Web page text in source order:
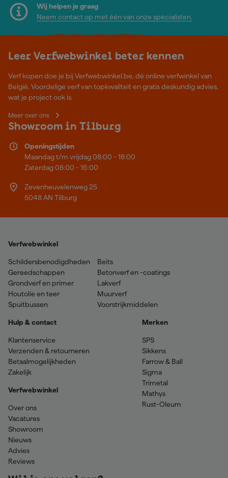
Wij helpen je graag
Neem contact op met één van onze specialisten.
Leer Verfwebwinkel beter kennen
Verf kopen doe je bij Verfwebwinkel.be, dé online verfwinkel van
België. Voordelige verf van topkwaliteit en gratis deskundig advies,
wat je project ook is.
Meer over ons
Showroom in Tilburg
Openingstijden
Maandag t/m vrijdag 08:00 - 18:00
Zaterdag 08:00 - 16:00
Zevenheuvelenweg 25
5048 AN Tilburg
Verfwebwinkel
Schildersbenodigdheden
Gereedschappen
Grondverf en primer
Houtolie en teer
Spuitbussen
Beits
Betonverf en -coatings
Lakverf
Muurverf
Voorstrijkmiddelen
Hulp & contact
Klantenservice
Verzenden & retourneren
Betaalmogelijkheden
Zakelijk
Verfwebwinkel
Over ons
Vacatures
Showroom
Nieuws
Advies
Reviews
Merken
SPS
Sikkens
Farrow & Ball
Sigma
Trimetal
Mathys
Rust-Oleum